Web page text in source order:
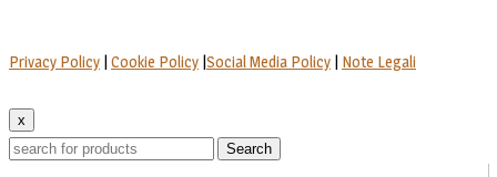
Privacy Policy | Cookie Policy |Social Media Policy | Note Legali
x
Search